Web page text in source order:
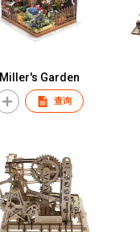
Miller's Garden
查询